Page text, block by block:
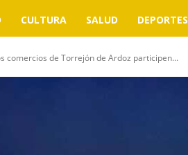
CULTURA SALUD DEPORTES
comercios de Torrejón de Ardoz participen...